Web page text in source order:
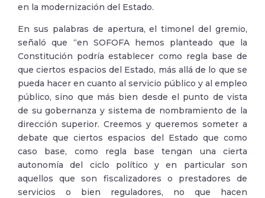
en la modernización del Estado.
En sus palabras de apertura, el timonel del gremio,
señaló que “en SOFOFA hemos planteado que la
Constitución podría establecer como regla base de
que ciertos espacios del Estado, más allá de lo que se
pueda hacer en cuanto al servicio público y al empleo
público, sino que más bien desde el punto de vista
de su gobernanza y sistema de nombramiento de la
dirección superior. Creemos y queremos someter a
debate que ciertos espacios del Estado que como
caso base, como regla base tengan una cierta
autonomía del ciclo político y en particular son
aquellos que son fiscalizadores o prestadores de
servicios o bien reguladores, no que hacen